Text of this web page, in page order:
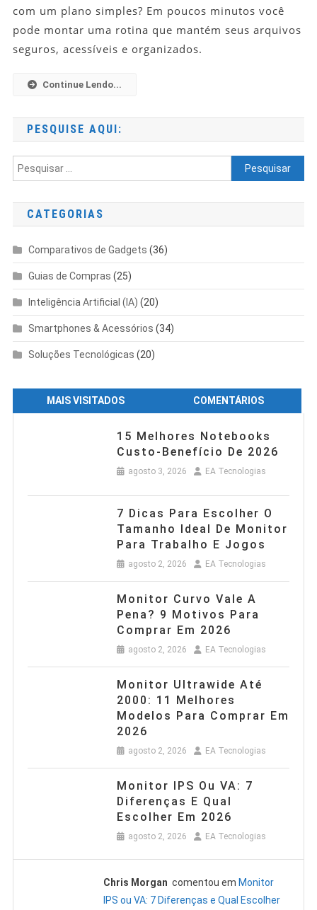
No
Google
Drive
Proteger
Arquivos
Com
com um plano simples? Em poucos minutos você
pode montar uma rotina que mantém seus arquivos
seguros, acessíveis e organizados.
Continue Lendo...
PESQUISE AQUI:
Pesquisar
por:
CATEGORIAS
Comparativos de Gadgets (36)
Guias de Compras (25)
Inteligência Artificial (IA) (20)
Smartphones & Acessórios (34)
Soluções Tecnológicas (20)
MAIS VISITADOS COMENTÁRIOS
15 Melhores Notebooks
Custo-Benefício De 2026
agosto 3, 2026 EA Tecnologias
7 Dicas Para Escolher O
Tamanho Ideal De Monitor
Para Trabalho E Jogos
agosto 2, 2026 EA Tecnologias
Monitor Curvo Vale A
Pena? 9 Motivos Para
Comprar Em 2026
agosto 2, 2026 EA Tecnologias
Monitor Ultrawide Até
2000: 11 Melhores
Modelos Para Comprar Em
2026
agosto 2, 2026 EA Tecnologias
Monitor IPS Ou VA: 7
Diferenças E Qual
Escolher Em 2026
agosto 2, 2026 EA Tecnologias
Chris Morgan comentou emMonitor
IPS ou VA: 7 Diferenças e Qual Escolher